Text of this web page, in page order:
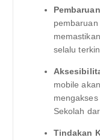
selalu
mobile
Sekolah
Tindakan